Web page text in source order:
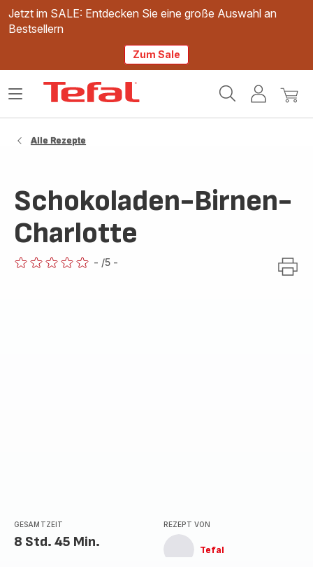
Jetzt im SALE: Entdecken Sie eine große Auswahl an
Bestsellern
Zum Sale
Mein
Mein
Das
Alle Rezepte
Schokoladen-Birnen-
Charlotte
- /5 -
GESAMTZEIT
8 Std. 45 Min.
REZEPT VON
Tefal